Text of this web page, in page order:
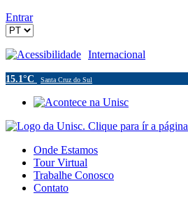
Entrar
Acessibilidade Internacional
15.1°C Santa Cruz do Sul
Onde Estamos
Tour Virtual
Trabalhe Conosco
Contato